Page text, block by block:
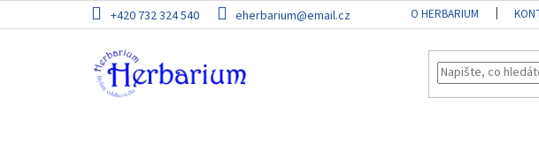
na
+420 732 324 540 eherbarium@email.cz O HERBARIUM